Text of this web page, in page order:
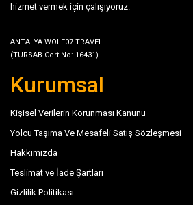
hizmet vermek için çalışıyoruz.
ANTALYA WOLF07 TRAVEL
(TURSAB Cert No: 16431)
Kurumsal
Kişisel Verilerin Korunması Kanunu
Yolcu Taşıma Ve Mesafeli Satış Sözleşmesi
Hakkımızda
Teslimat ve İade Şartları
Gizlilik Politikası